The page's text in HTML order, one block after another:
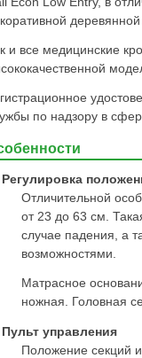
деревянной
и все медицинские
по надзору в
Регулировка
Отличительной
от 23 до 63 см.
случае падения, а
возможностями.
Матрасное
ножная. Головная
Пульт управления
Положение секций